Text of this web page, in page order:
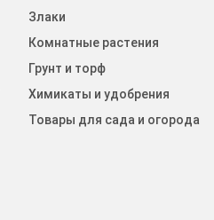
Злаки
Комнатные растения
Грунт и торф
Химикаты и удобрения
Товары для сада и огорода